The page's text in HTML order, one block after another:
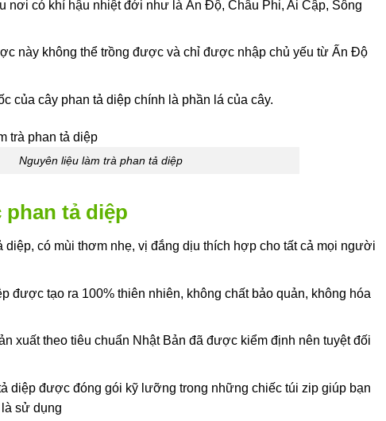
nơi có khí hậu nhiệt đới như là Ấn Độ, Châu Phi, Ai Cập, Sông
này không thể trồng được và chỉ được nhập chủ yếu từ Ấn Độ
của cây phan tả diệp chính là phần lá của cây.
Nguyên liệu làm trà phan tả diệp
phan tả diệp
diệp, có mùi thơm nhẹ, vị đắng dịu thích hợp cho tất cả mọi người
được tạo ra 100% thiên nhiên, không chất bảo quản, không hóa
xuất theo tiêu chuẩn Nhật Bản đã được kiểm định nên tuyệt đối
diệp được đóng gói kỹ lưỡng trong những chiếc túi zip giúp bạn
sử dụng